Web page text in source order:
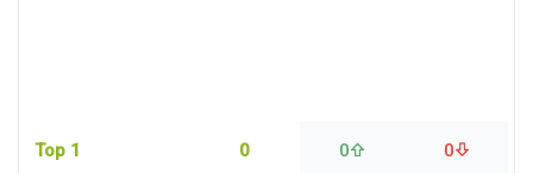
Top 1 0 0 0